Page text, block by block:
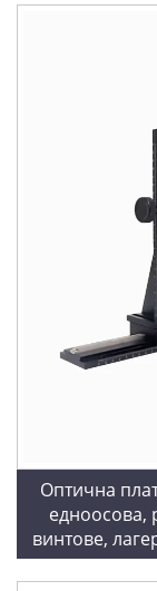
Оптична
едноосова,
винтове,